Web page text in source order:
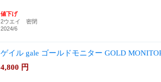
値下げ
2ウエイ 密閉
2024/6
ゲイル gale ゴールドモニター GOLD
4,800 円